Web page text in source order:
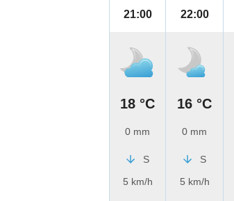
21:00
18 °C
0 mm
S
5 km/h
22:00
16 °C
0 mm
S
5 km/h